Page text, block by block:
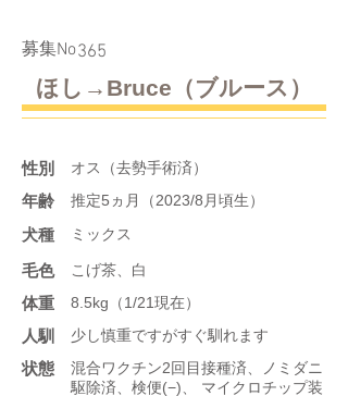
​募集No365
ほし→Bruce（ブルース）
性別 オス（去勢手術済）
年齢 推定5ヵ月（2023/8月頃生）
​犬種 ミックス
​毛色 こげ茶、白
体重 8.5kg（1/21現在）
人馴 少し慎重ですがすぐ馴れます
状態
混合ワクチン2回目接種済、ノミダニ
駆除済、検便(−)、 マイクロチップ装